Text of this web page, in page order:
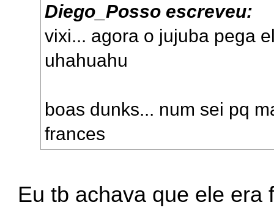
Diego_Posso escreveu:
vixi... agora o jujuba pega
uhahuahu
boas dunks... num sei pq
frances
Eu tb achava que ele era